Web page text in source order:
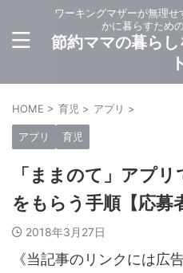
ワーキングマザーが無理
かに暮らすため
節約ママの暮ら
ト
HOME > 育児 > アプリ >
アプリ 育児
「ままのて」アプ
をもらう手順【応募
2018年3月27日
《当記事のリンクには広